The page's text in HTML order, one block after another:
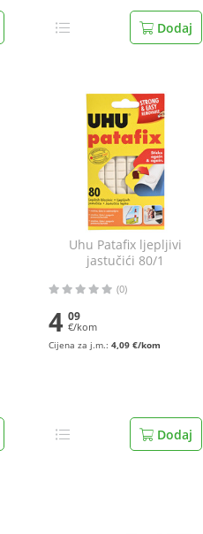
Dodaj
Uhu Patafix ljepljivi
jastučići 80/1
(0)
4 09
€/kom
Cijena za j.m.: 4,09 €/kom
Dodaj